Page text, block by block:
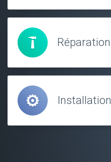
Réparation
Installation